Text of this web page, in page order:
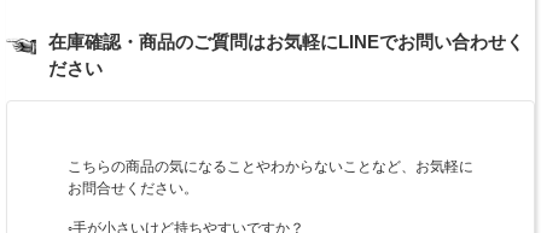
在庫確認・商品のご質問はお気軽にLINEでお問い合わせく
ださい
こちらの商品の気になることやわからないことなど、お気軽に
お問合せください。
◦手が小さいけど持ちやすいですか？